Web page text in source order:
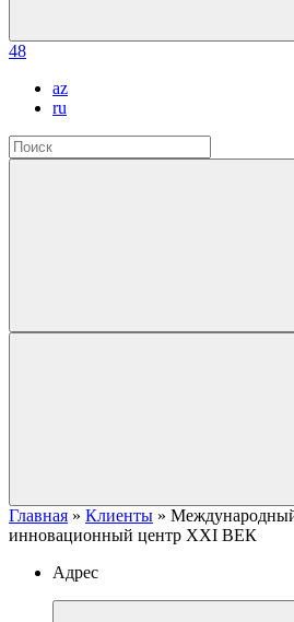
48
az
ru
Главная » Клиенты » Международный
инновационный центр XXI ВЕК
Адрес